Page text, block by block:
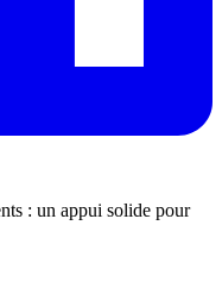
: un appui solide pour